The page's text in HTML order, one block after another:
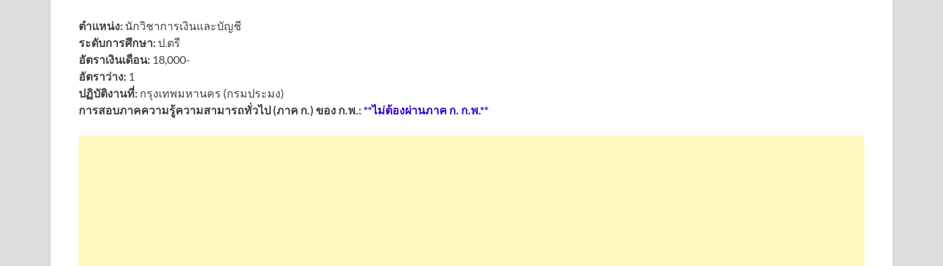
ตำแหน่ง: นักวิชาการเงินและบัญชี
ระดับการศึกษา:ป.ตรี
อัตราเงินเดือน: 18,000-
อัตราว่าง: 1
ปฏิบัติงานที่: กรุงเทพมหานคร (กรมประมง)
การสอบภาคความรู้ความสามารถทั่วไป (ภาค ก.) ของ ก.พ.:**ไม่ต้องผ่านภาค ก. ก.พ.**